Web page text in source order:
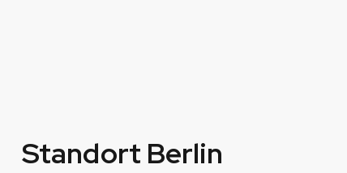
Standort Berlin